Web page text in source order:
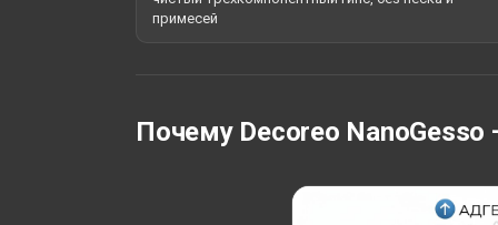
примесей
Почему Decoreo